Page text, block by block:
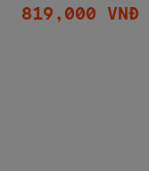
819,000 VNĐ